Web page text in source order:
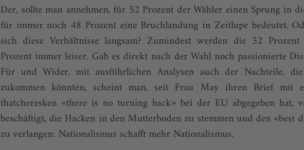
Der, sollte man annehmen, für 52 Prozent der Wähler einen Sprung in
für immer noch 48 Prozent eine Bruchlandung in Zeitlupe bedeutet.
sich diese Verhältnisse langsam? Zumindest werden die 52
Prozent immer leiser. Gab es direkt nach der Wahl noch passionierte
Für und Wider, mit ausführlichen Analysen auch der Nachteile,
zukommen könnten, scheint man, seit Frau May ihren Brief mit
thatcheresken «there is no turning back» bei der EU abge­geben hat,
beschäftigt, die Hacken in den Mutterboden zu stemmen und den «best
zu verlangen: Nationalismus schafft mehr Nationalismus.